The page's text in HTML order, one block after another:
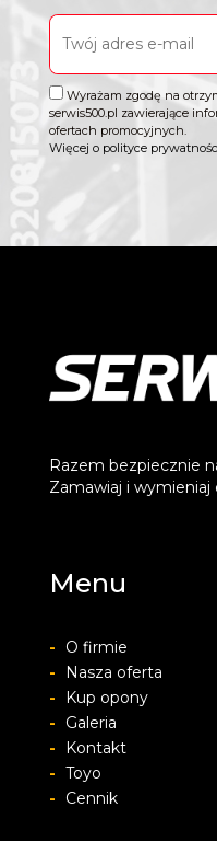
Wyrażam zgodę na
serwis500.pl zawierające
ofertach promocyjnych.
Więcej o polityce
Razem bezpiecznie
Zamawiaj i wymieniaj
Menu
-
O firmie
-
Nasza oferta
-
Kup opony
-
Galeria
-
Kontakt
- Toyo
-
Cennik